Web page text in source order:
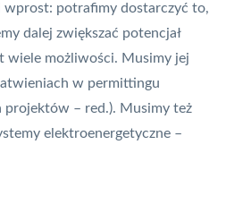
wprost: potrafimy dostarczyć to,
dalej zwiększać potencjał
wiele możliwości. Musimy jej
w permittingu
projektów – red.). Musimy też
elektroenergetyczne –